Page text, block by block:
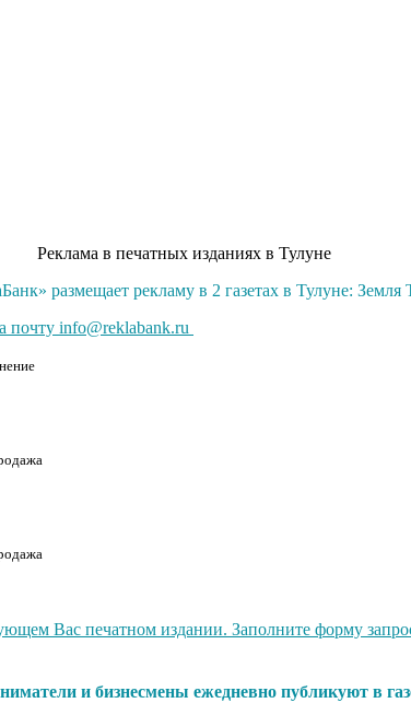
Реклама в печатных изданиях в Тулуне
размещает рекламу в 2 газетах в Тулуне:
почту info@reklabank.ru
Вас печатном издании. Заполните форму
и бизнесмены ежедневно публикуют в